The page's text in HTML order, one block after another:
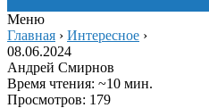
Меню
Главная › Интересное ›
08.06.2024
Андрей Смирнов
Время чтения: ~10 мин.
Просмотров: 179